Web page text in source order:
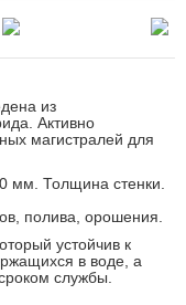
из
Активно
магистралей для
полива, орошения.
устойчив к
в воде, а
службы.